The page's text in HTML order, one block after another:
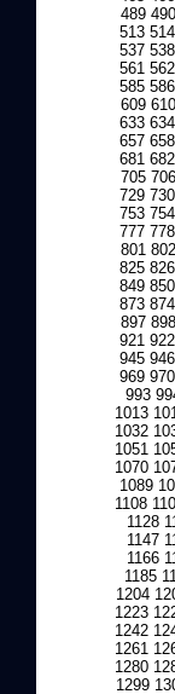
489 490
513 514
537 538
561 562
585 586
609 610
633 634
657 658
681 682
705 706
729 730
753 754
777 778
801 802
825 826
849 850
873 874
897 898
921 922
945 946
969 970
993
1013
1032
1051
1070
1089
1108
1128
1147
1166
1185
1204
1223
1242
1261
1280
1299